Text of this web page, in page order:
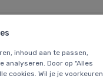
inhoud aan te passen,
Door op "Alles
cookies. Wil je je voorkeuren